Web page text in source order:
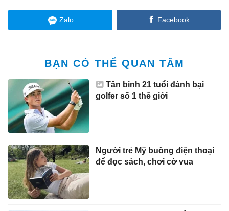
Zalo Facebook
BẠN CÓ THỂ QUAN TÂM
Tân binh 21 tuổi đánh bại
golfer số 1 thế giới
Người trẻ Mỹ buông điện thoại
để đọc sách, chơi cờ vua